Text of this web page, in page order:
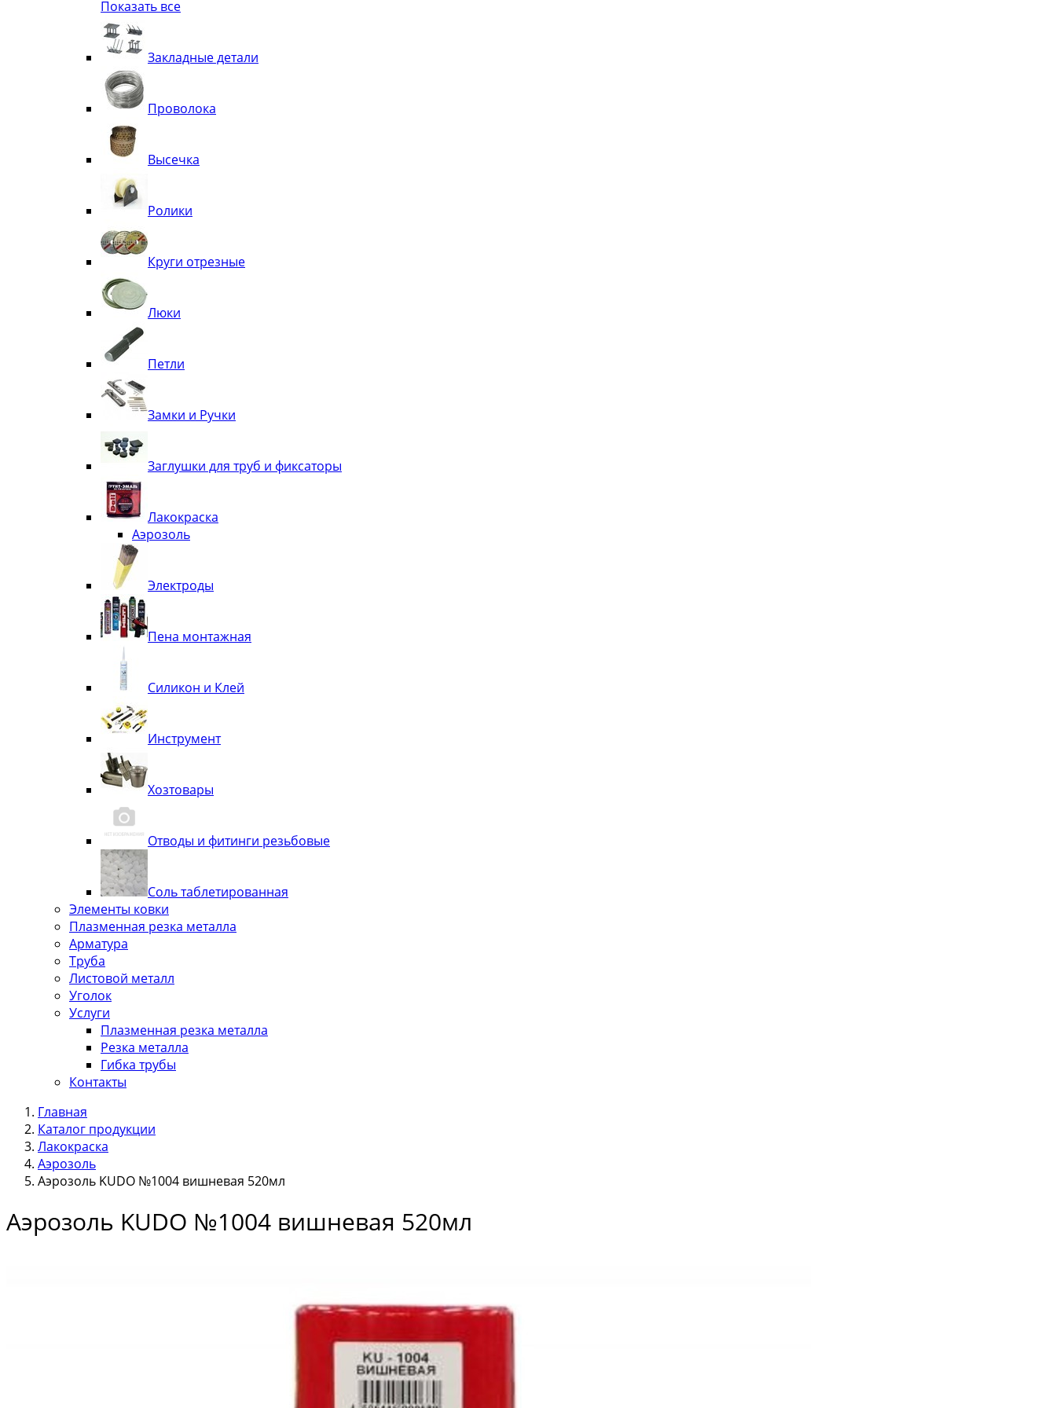
Квадрат
Труба декоративная
Элементы орнамента из квадрата, трубы
Узоры
Лавки
Показать все
Закладные детали
Проволока
Высечка
Ролики
Круги отрезные
Люки
Петли
Замки и Ручки
Заглушки для труб и фиксаторы
Лакокраска
Аэрозоль
Электроды
Пена монтажная
Силикон и Клей
Инструмент
Хозтовары
Отводы и фитинги резьбовые
Соль таблетированная
Элементы ковки
Плазменная резка металла
Арматура
Труба
Листовой металл
Уголок
Услуги
Плазменная резка металла
Резка металла
Гибка трубы
Контакты
Главная
Каталог продукции
Лакокраска
Аэрозоль
Аэрозоль KUDO №1004 вишневая 520мл
Аэрозоль KUDO №1004 вишневая 520мл